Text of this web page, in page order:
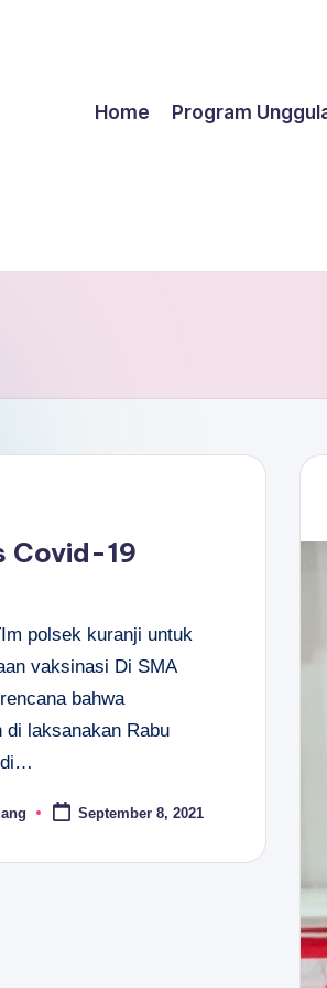
Home Program
Covid-19
polsek kuranji untuk
vaksinasi Di SMA
bahwa
di laksanakan Rabu
di…
September 8, 2021